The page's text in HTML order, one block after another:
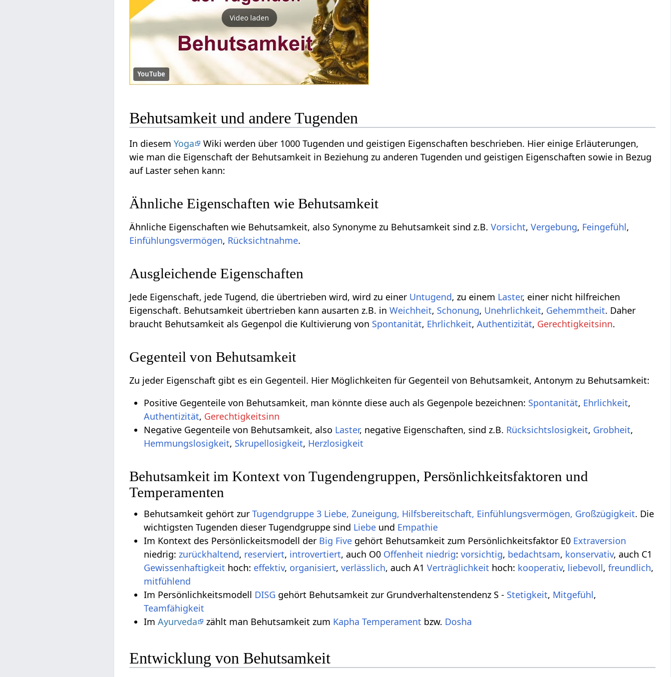
Video laden
YouTube
Behutsamkeit und andere Tugenden
In diesemYoga
Wiki werden über 1000 Tugenden und geistigen Eigenschaften beschrieben. Hier einige Erläuterungen,
wie man die Eigenschaft der Behutsamkeit in Beziehung zu anderen Tugenden und geistigen Eigenschaften sowie in Bezug
auf Laster sehen kann:
Ähnliche Eigenschaften wie Behutsamkeit
Ähnliche Eigenschaften wie Behutsamkeit, also Synonyme zu Behutsamkeit sind z.B.Vorsicht,Vergebung, Feingefühl,
Einfühlungsvermögen, Rücksichtnahme.
Ausgleichende Eigenschaften
Jede Eigenschaft, jede Tugend, die übertrieben wird, wird zu einer Untugend, zu einem Laster, einer nicht hilfreichen
Eigenschaft. Behutsamkeit übertrieben kann ausarten z.B. inWeichheit, Schonung, Unehrlichkeit, Gehemmtheit. Daher
braucht Behutsamkeit als Gegenpol die Kultivierung von Spontanität, Ehrlichkeit,Authentizität, Gerechtigkeitsinn.
Gegenteil von Behutsamkeit
Zu jeder Eigenschaft gibt es ein Gegenteil. Hier Möglichkeiten für Gegenteil von Behutsamkeit, Antonym zu Behutsamkeit:
Positive Gegenteile von Behutsamkeit, man könnte diese auch als Gegenpole bezeichnen: Spontanität, Ehrlichkeit,
Authentizität, Gerechtigkeitsinn
Negative Gegenteile von Behutsamkeit, also Laster, negative Eigenschaften, sind z.B. Rücksichtslosigkeit, Grobheit,
Hemmungslosigkeit, Skrupellosigkeit, Herzlosigkeit
Behutsamkeit im Kontext von Tugendengruppen, Persönlichkeitsfaktoren und
Temperamenten
Behutsamkeit gehört zurTugendgruppe 3 Liebe, Zuneigung, Hilfsbereitschaft, Einfühlungsvermögen, Großzügigkeit. Die
wichtigsten Tugenden dieser Tugendgruppe sind Liebe und Empathie
Im Kontext des Persönlickeitsmodell der Big Five gehört Behutsamkeit zum Persönlichkeitsfaktor E0 Extraversion
niedrig:zurückhaltend, reserviert, introvertiert, auch O0 Offenheit niedrig:vorsichtig, bedachtsam, konservativ, auch C1
Gewissenhaftigkeit hoch: effektiv, organisiert,verlässlich, auch A1Verträglichkeit hoch: kooperativ, liebevoll,freundlich,
mitfühlend
Im Persönlichkeitsmodell DISG gehört Behutsamkeit zur Grundverhaltenstendenz S - Stetigkeit, Mitgefühl,
Teamfähigkeit
ImAyurveda zählt man Behutsamkeit zum Kapha Temperament bzw. Dosha
Entwicklung von Behutsamkeit